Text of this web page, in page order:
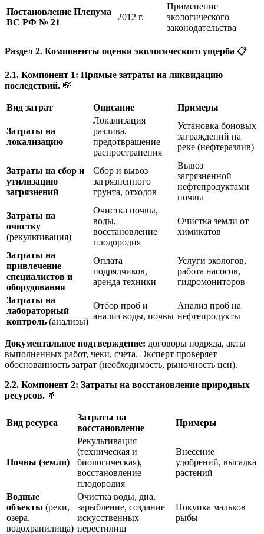
Постановление Пленума
ВС РФ № 21
2012 г.
Применение
экологического
законодательства
Раздел 2. Компоненты оценки экологического ущерба 📋
2.1. Компонент 1: Прямые затраты на ликвидацию
последствий. 💸
Вид затрат Описание Примеры
Затраты на
локализацию
Локализация
разлива,
предотвращение
распространения
Установка боновых
заграждений на
реке (нефтеразлив)
Затраты на сбор и
утилизацию
загрязнений
Сбор и вывоз
загрязненного
грунта, отходов
Вывоз
загрязненной
нефтепродуктами
почвы
Затраты на
очистку
(рекультивация)
Очистка почвы,
воды,
восстановление
плодородия
Очистка земли от
химикатов
Затраты на
привлечение
специалистов и
оборудования
Оплата
подрядчиков,
аренда техники
Услуги экологов,
работа насосов,
гидромониторов
Затраты на
лабораторный
контроль (анализы)
Отбор проб и
анализ воды, почвы
Анализ проб на
нефтепродукты
Документальное подтверждение: договоры подряда, акты
выполненных работ, чеки, счета. Эксперт проверяет
обоснованность затрат (необходимость, рыночность цен).
2.2. Компонент 2: Затраты на восстановление природных
ресурсов. 🌱
Вид ресурса
Затраты на
восстановление
Примеры
Почвы (земли)
Рекультивация
(техническая и
биологическая),
восстановление
плодородия
Внесение
удобрений, высадка
растений
Водные
объекты (реки,
озера,
водохранилища)
Очистка воды, дна,
зарыбление, создание
искусственных
нерестилищ
Покупка мальков
рыбы